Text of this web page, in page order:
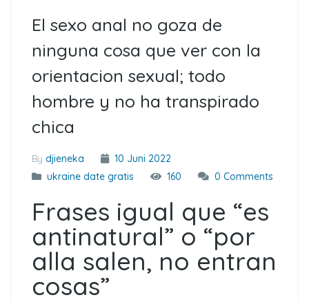
El sexo anal no goza de
ninguna cosa que ver con la
orientacion sexual; todo
hombre y no ha transpirado
chica
By djieneka
10 Juni 2022
ukraine date gratis
160 0 Comments
Frases igual que “es
antinatural” o “por
alla salen, no entran
cosas”